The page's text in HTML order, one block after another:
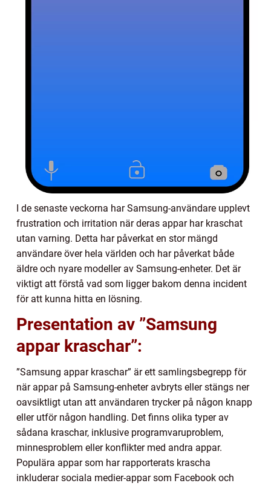
I de senaste veckorna har Samsung-användare upplevt
frustration och irritation när deras appar har kraschat
utan varning. Detta har påverkat en stor mängd
användare över hela världen och har påverkat både
äldre och nyare modeller av Samsung-enheter. Det är
viktigt att förstå vad som ligger bakom denna incident
för att kunna hitta en lösning.
Presentation av ”Samsung
appar kraschar”:
”Samsung appar kraschar” är ett samlingsbegrepp för
när appar på Samsung-enheter avbryts eller stängs ner
oavsiktligt utan att användaren trycker på någon knapp
eller utför någon handling. Det finns olika typer av
sådana kraschar, inklusive programvaruproblem,
minnesproblem eller konflikter med andra appar.
Populära appar som har rapporterats krascha
inkluderar sociala medier-appar som Facebook och